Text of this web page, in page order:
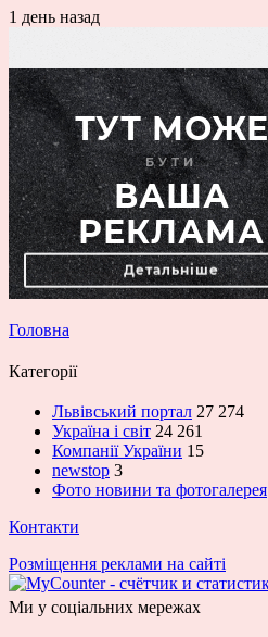
1 день назад
Головна
Категорії
Львівський портал 27 274
Україна і світ 24 261
Компанії України 15
newstop 3
Фото новини та фотогалерея
Контакти
Розміщення реклами на сайті
Ми у соціальних мережах